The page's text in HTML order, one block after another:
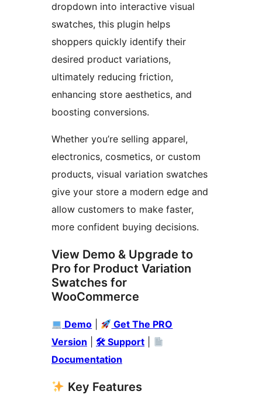
dropdown into interactive visual
swatches, this plugin helps
shoppers quickly identify their
desired product variations,
ultimately reducing friction,
enhancing store aesthetics, and
boosting conversions.
Whether you’re selling apparel,
electronics, cosmetics, or custom
products, visual variation swatches
give your store a modern edge and
allow customers to make faster,
more confident buying decisions.
View Demo & Upgrade to
Pro for Product Variation
Swatches for
WooCommerce
Demo
Get The PRO
Version
🛠 Support
Documentation
Key Features